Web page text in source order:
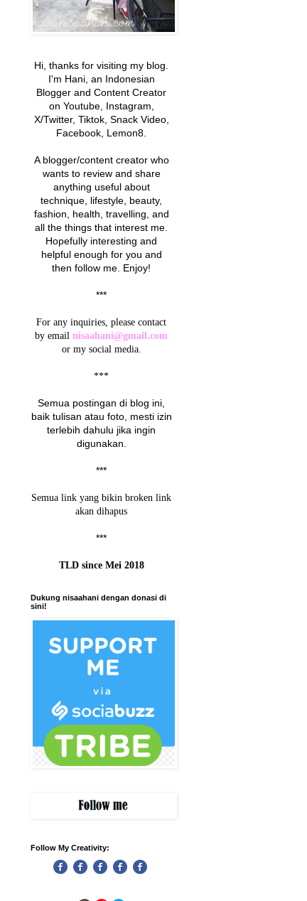
Hi, thanks for visiting my blog.
I'm Hani, an Indonesian
Blogger and Content Creator
on Youtube, Instagram,
X/Twitter, Tiktok, Snack Video,
Facebook, Lemon8.
A blogger/content creator who
wants to review and share
anything useful about
technique, lifestyle, beauty,
fashion, health, travelling, and
all the things that interest me.
Hopefully interesting and
helpful enough for you and
then follow me. Enjoy!
***
For any inquiries, please contact
by email nisaahani@gmail.com
or my social media.
***
Semua postingan di blog ini,
baik tulisan atau foto, mesti izin
terlebih dahulu jika ingin
digunakan.
***
Semua link yang bikin broken link
akan dihapus
***
TLD since Mei 2018
Dukung nisaahani dengan donasi di
sini!
Follow My Creativity: